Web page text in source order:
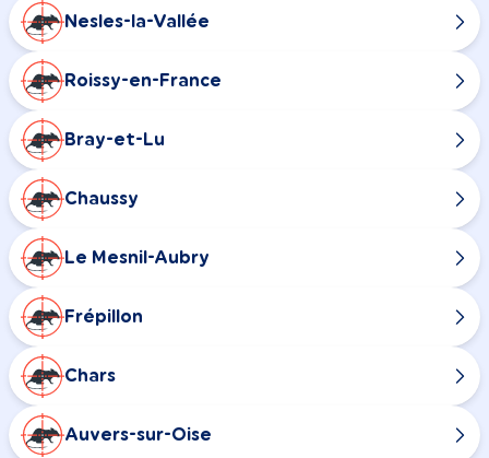
Nesles-la-Vallée
Roissy-en-France
Bray-et-Lu
Chaussy
Le Mesnil-Aubry
Frépillon
Chars
Auvers-sur-Oise